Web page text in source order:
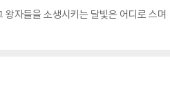
자들을 소생시키는 달빛은 어디로 스며